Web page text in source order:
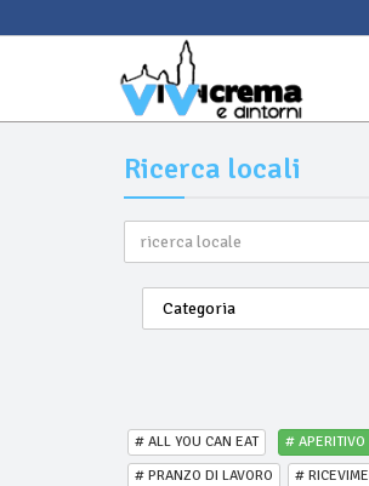
Ricerca locali
# ALL YOU CAN EAT # APERITIVO
# PRANZO DI LAVORO
#